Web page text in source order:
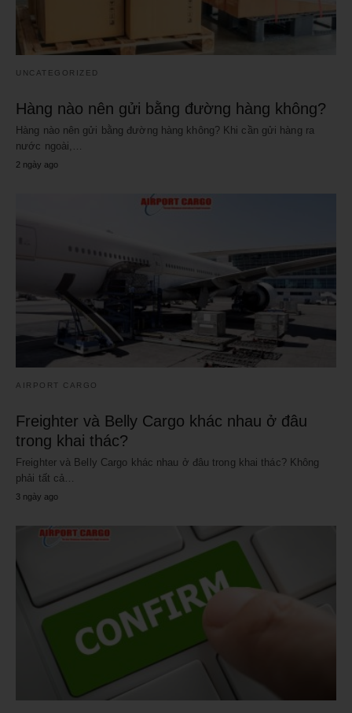
UNCATEGORIZED
Hàng nào nên gửi bằng đường hàng không?
Hàng nào nên gửi bằng đường hàng không? Khi cần gửi hàng ra
nước ngoài,…
2 ngày ago
AIRPORT CARGO
Freighter và Belly Cargo khác nhau ở đâu
trong khai thác?
Freighter và Belly Cargo khác nhau ở đâu trong khai thác? Không
phải tất cả…
3 ngày ago